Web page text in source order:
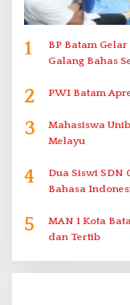
1
BP Batam
Galang Bahas
2 PWI Batam
3
Mahasiswa
Melayu
4
Dua Siswi SDN
Bahasa
5
MAN 1 Kota
dan Tertib